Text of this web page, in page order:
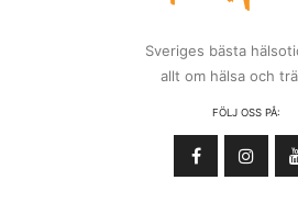
Sveriges bästa
allt om hälsa och
FÖLJ OSS PÅ: